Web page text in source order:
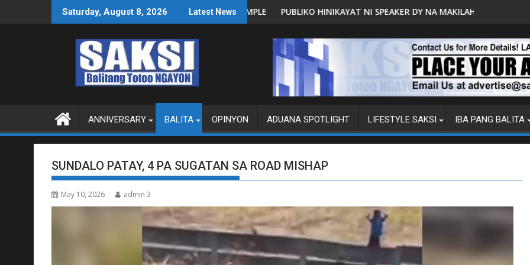
Saturday, August 8, 2026 Latest News
SA WPS O MAGBITIW
SA KONGRESO NA SUSPENDIHIN IMPLEMENTASYON NG RPVARAPUBLIKO HINIKAYAT NI SPEAKER DY NA MAKILAHOK SA PAGBUO NG MGA BATAS
MALACAÑANG PINAAARAL NA
ANNIVERSARY BALITA OPINYON ADUANA SPOTLIGHT LIFESTYLE SAKSI IBA PANG BALITA
SUNDALO PATAY, 4 PA SUGATAN SA ROAD MISHAP
May 10, 2026 admin 3